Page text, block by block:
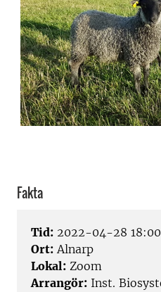
Fakta
Tid: 2022-04-28
Ort: Alnarp
Lokal: Zoom
Arrangör: Inst.